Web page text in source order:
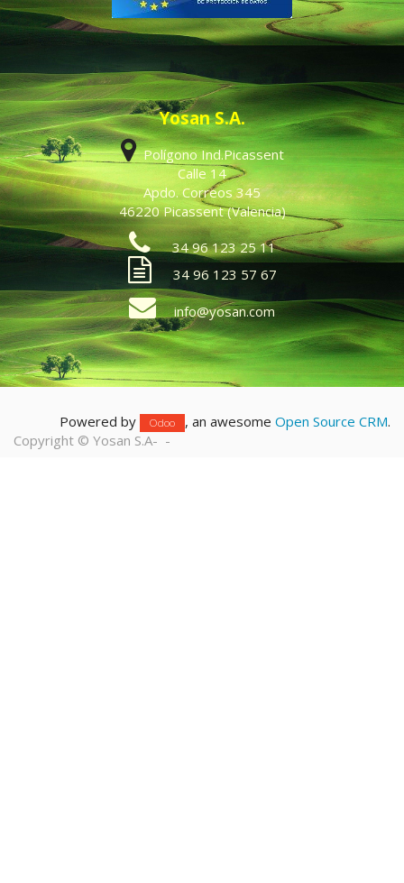
Yosan S.A.
Polígono Ind.Picassent
Calle 14
Apdo. Correos 345
46220 Picassent (Valencia)
34 96 123 25 11
34 96 123 57 67
info@yosan.com
Powered by Odoo , an awesome Open Source CRM.
Copyright © Yosan S.A- -